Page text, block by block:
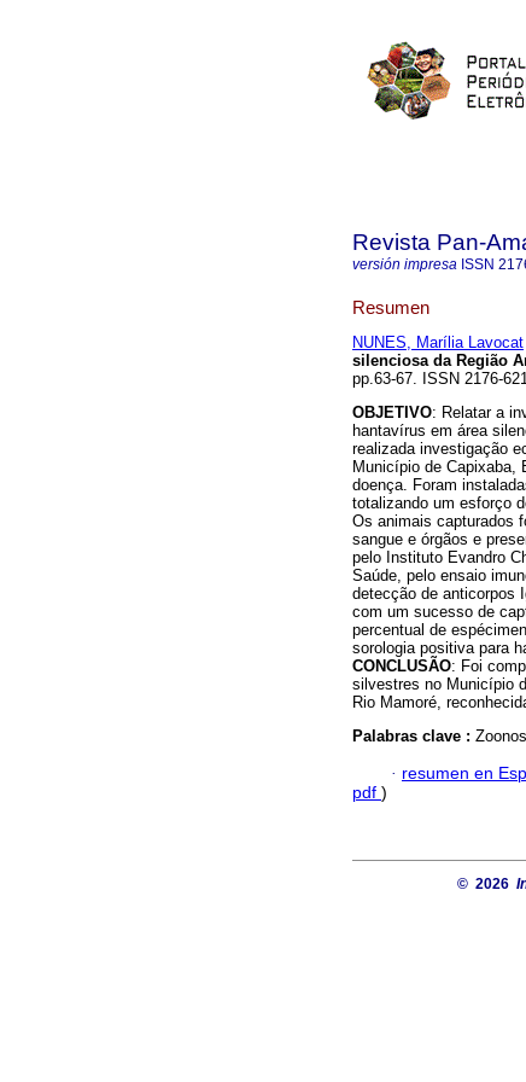
Revista Pan-
versión impresa ISSN
Resumen
NUNES, Marília Lavocat
silenciosa da Região
pp.63-67. ISSN 2176-
OBJETIVO: Relatar a
hantavírus em área
realizada investigação
Município de Capixaba,
doença. Foram
totalizando um esforço
Os animais capturados
sangue e órgãos e
pelo Instituto Evandro
Saúde, pelo ensaio
detecção de anticorpos
com um sucesso de
percentual de
sorologia positiva para
CONCLUSÃO: Foi
silvestres no Município
Rio Mamoré,
Palabras clave :
· resumen en
pdf )
© 2026